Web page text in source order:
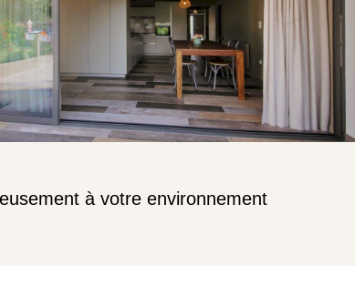
à votre environnement